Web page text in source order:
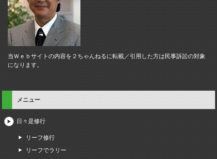
当Ｗｅｂサイトの内容を２ちゃんねるに転載／引用した方は民事訴訟の対象
になります。
メニュー
日々是修行
リーフ修行
リーフでラリー